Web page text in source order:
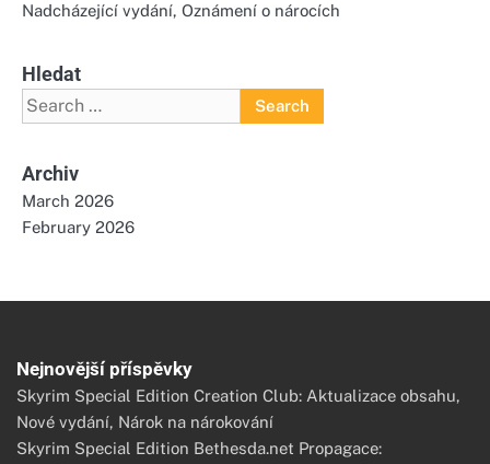
Nadcházející vydání, Oznámení o nárocích
Hledat
Search
for:
Archiv
March 2026
February 2026
Nejnovější příspěvky
Skyrim Special Edition Creation Club: Aktualizace obsahu,
Nové vydání, Nárok na nárokování
Skyrim Special Edition Bethesda.net Propagace: